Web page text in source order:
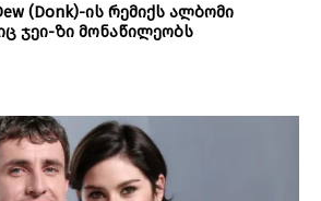
(Donk)-ის რემიქს ალბომი
ჯეი-ზი მონაწილეობს